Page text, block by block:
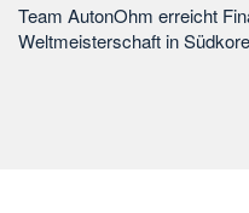
Team AutonOhm erreicht
Weltmeisterschaft in